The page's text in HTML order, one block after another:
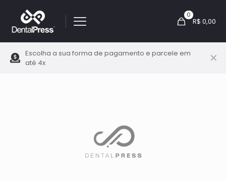
0
R$ 0,00
Escolha a sua forma de pagamento e parcele em
até 4x
✕